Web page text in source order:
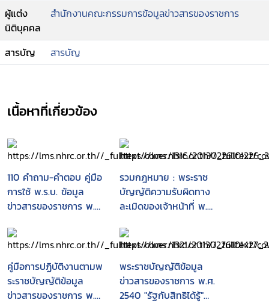
ผู้แต่ง
นิติบุคคล
สำนักงานคณะกรรมการข้อมูลข่าวสารของราชการ
สารบัญ สารบัญ
เนื้อหาที่เกี่ยวข้อง
110 คำถาม-คำตอบ คู่มือ
การใช้ พ.ร.บ. ข้อมูล
ข่าวสารของราชการ พ.ศ.
2545)
รวมกฎหมาย : พระราช
บัญญัติความรับผิดทาง
ละเมิดของเจ้าหน้าที่ พ.ศ.
บัญญัติข้อมูลข่าวสาร
ของราชการ พ.ศ. 2540
พร้อมกฎหมายลูกบท
พระราชกฤษฎีกา กฎ
กระทรวง ประกาศ
คู่มือการปฏิบัติงานตามพ
ระราชบัญญัติข้อมูล
ข่าวสารของราชการ พ.ศ.
พระราชบัญญัติข้อมูล
ข่าวสารของราชการ พ.ศ.
2540 "รัฐกับสิทธิได้รู้"